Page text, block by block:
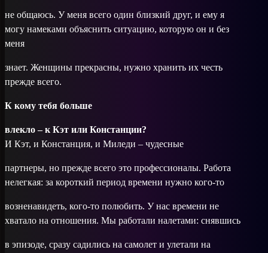
не общаюсь. У меня всего один близкий друг, и ему я
могу намеками объяснить ситуацию, которую он и без
меня
знает. Женщины прекрасны, нужно хранить их честь
прежде всего.
К кому тебя больше
влекло – к Кэт или Констанции?
И Кэт, и Констанция, и Миледи – чудесные
парт­неры, но прежде всего это профессионалы. Работа
нелегкая: за короткий период времени нужно кого-то
возненавидеть, кого-то полюбить. У нас времени не
хватало на отношения. Мы работали налетами: снявшись
в эпизоде, сразу садились на самолет и улетали на